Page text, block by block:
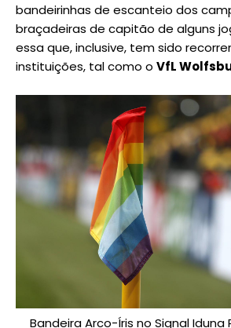
bandeirinhas de escanteio dos
braçadeiras de capitão de alguns
essa que, inclusive, tem sido
instituições, tal como o VfL
Bandeira Arco-Íris no Signal Iduna